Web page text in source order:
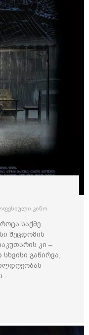
კინო
საქმე
შეცდომის
კი –
გაწირვა,
…